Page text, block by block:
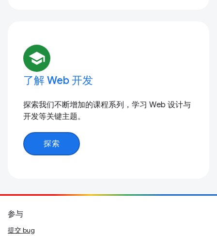
school
了解 Web 开发
探索我们不断增加的课程系列，学习 Web 设计与
开发等关键主题。
探索
参与
提交 bug